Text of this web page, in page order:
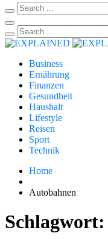
Business
Ernährung
Finanzen
Gesundheit
Haushalt
Lifestyle
Reisen
Sport
Technik
Home
Autobahnen
Schlagwort: